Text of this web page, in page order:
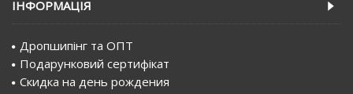
IНФОРМАЦIЯ
Дропшипінг та ОПТ
Подарунковий сертифiкат
Скидка на день рождения